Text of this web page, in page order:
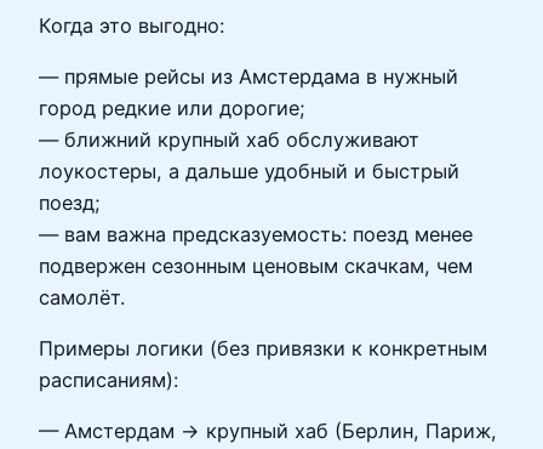
Когда это выгодно:
— прямые рейсы из Амстердама в нужный
город редкие или дорогие;
— ближний крупный хаб обслуживают
лоукостеры, а дальше удобный и быстрый
поезд;
— вам важна предсказуемость: поезд менее
подвержен сезонным ценовым скачкам, чем
самолёт.
Примеры логики (без привязки к конкретным
расписаниям):
— Амстердам → крупный хаб (Берлин, Париж,